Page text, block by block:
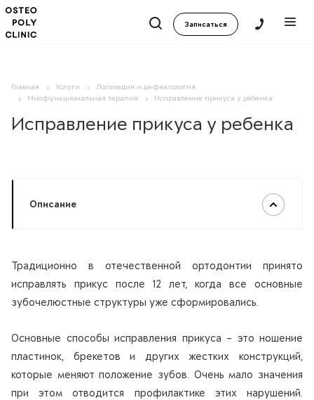
Записаться
Главная Услуги
Логопедия и дефектология
Миофункциональная терапия
Исправление прикуса у ребенка
Исправление прикуса у ребенка
Описание
Традиционно в отечественной ортодонтии принято
исправлять прикус после 12 лет, когда все основные
зубочелюстные структуры уже сформировались.
Основные способы исправления прикуса – это ношение
пластинок, брекетов и других жестких конструкций,
которые меняют положение зубов. Очень мало значения
при этом отводится профилактике этих нарушений.